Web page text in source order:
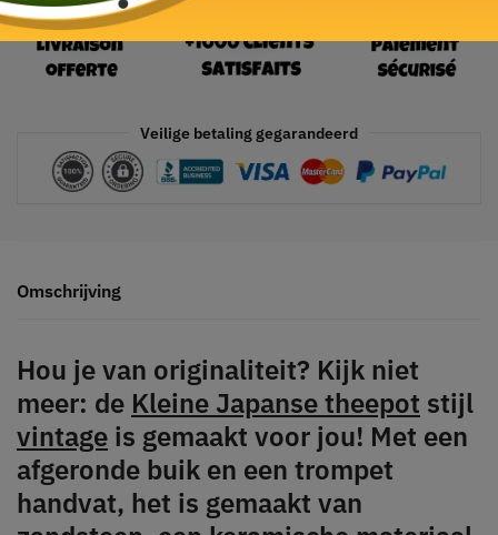
Veilige betaling gegarandeerd
Omschrijving
Hou je van originaliteit? Kijk niet
meer: de Kleine Japanse theepot stijl
vintage is gemaakt voor jou! Met een
afgeronde buik en een trompet
handvat, het is gemaakt van